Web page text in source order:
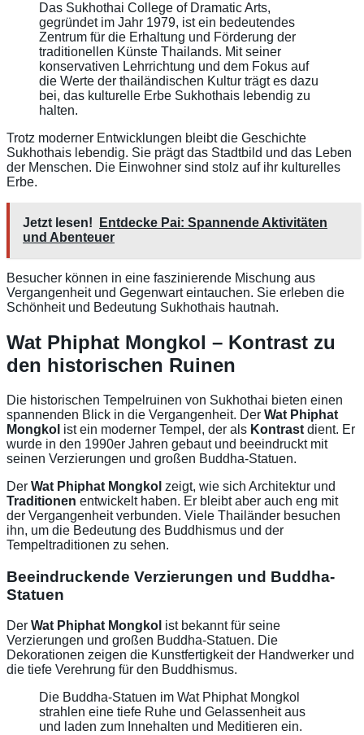
Das Sukhothai College of Dramatic Arts,
gegründet im Jahr 1979, ist ein bedeutendes
Zentrum für die Erhaltung und Förderung der
traditionellen Künste Thailands. Mit seiner
konservativen Lehrrichtung und dem Fokus auf
die Werte der thailändischen Kultur trägt es dazu
bei, das kulturelle Erbe Sukhothais lebendig zu
halten.
Trotz moderner Entwicklungen bleibt die Geschichte
Sukhothais lebendig. Sie prägt das Stadtbild und das Leben
der Menschen. Die Einwohner sind stolz auf ihr kulturelles
Erbe.
Jetzt lesen!
Entdecke Pai: Spannende Aktivitäten
und Abenteuer
Besucher können in eine faszinierende Mischung aus
Vergangenheit und Gegenwart eintauchen. Sie erleben die
Schönheit und Bedeutung Sukhothais hautnah.
Wat Phiphat Mongkol – Kontrast zu
den historischen Ruinen
Die historischen Tempelruinen von Sukhothai bieten einen
spannenden Blick in die Vergangenheit. Der Wat Phiphat
Mongkol ist ein moderner Tempel, der als Kontrast dient. Er
wurde in den 1990er Jahren gebaut und beeindruckt mit
seinen Verzierungen und großen Buddha-Statuen.
Der Wat Phiphat Mongkol zeigt, wie sich Architektur und
Traditionen entwickelt haben. Er bleibt aber auch eng mit
der Vergangenheit verbunden. Viele Thailänder besuchen
ihn, um die Bedeutung des Buddhismus und der
Tempeltraditionen zu sehen.
Beeindruckende Verzierungen und Buddha-
Statuen
Der Wat Phiphat Mongkol ist bekannt für seine
Verzierungen und großen Buddha-Statuen. Die
Dekorationen zeigen die Kunstfertigkeit der Handwerker und
die tiefe Verehrung für den Buddhismus.
Die Buddha-Statuen im Wat Phiphat Mongkol
strahlen eine tiefe Ruhe und Gelassenheit aus
und laden zum Innehalten und Meditieren ein.